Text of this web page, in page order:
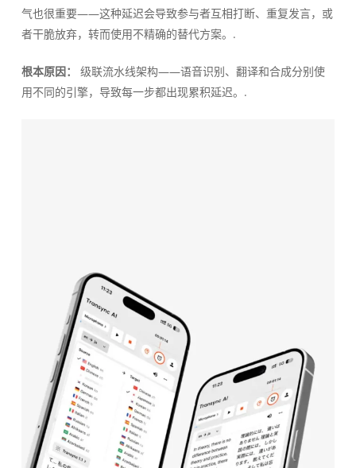
气也很重要——这种延迟会导致参与者互相打断、重复发言，或
者干脆放弃，转而使用不精确的替代方案。.
根本原因：
级联流水线架构——语音识别、翻译和合成分别使
用不同的引擎，导致每一步都出现累积延迟。.